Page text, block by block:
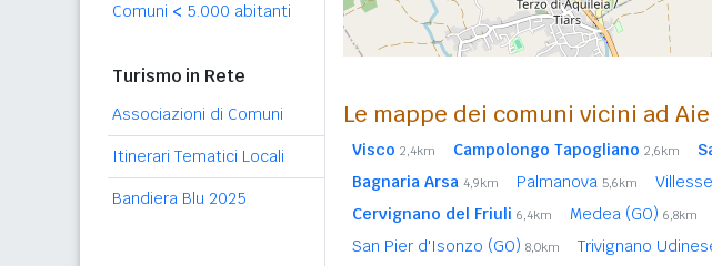
Comuni < 5.000 abitanti
Turismo in Rete
Associazioni di Comuni
Itinerari Tematici Locali
Bandiera Blu 2025
Le mappe dei comuni vicini ad
Visco 2,4km Campolongo Tapogliano 2,6km
Bagnaria Arsa 4,9km Palmanova 5,6km
Cervignano del Friuli 6,4km Medea (GO) 6,8km
San Pier d'Isonzo (GO) 8,0km Trivignano